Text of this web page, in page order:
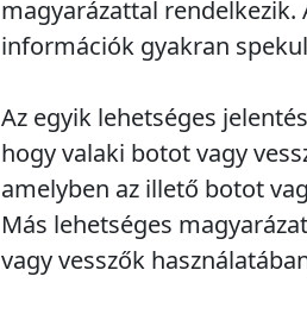
magyarázattal
információk gyakran
Az egyik lehetséges
hogy valaki botot vagy
amelyben az illető botot
Más lehetséges
vagy vesszők